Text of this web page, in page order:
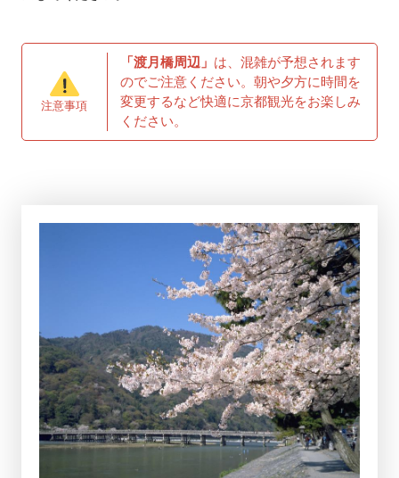
注意事項
「渡月橋周辺」 は、混雑が予想されます
のでご注意ください。朝や夕方に時間を
変更するなど快適に京都観光をお楽しみ
ください。